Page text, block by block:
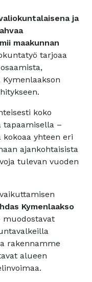
ja
maakunnan
tarjoaa
koko
tapaamisella –
kokoaa yhteen eri
ajankohtaisista
tulevan vuoden
Kymenlaakso
rakennamme
alueen